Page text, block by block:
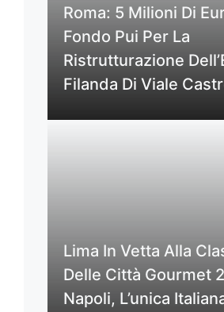
Roma: 5 Milioni Di
Fondo Pui Per La
Ristrutturazione
Filanda Di Viale
Lima In Vetta Alla
Delle Città Gourmet
Napoli, L’unica